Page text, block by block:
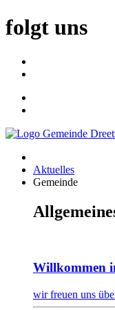
folgt uns
Aktuelles
Gemeinde
Willkommen
wir freuen uns